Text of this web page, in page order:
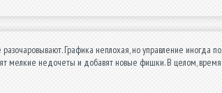
Графика неплохая, но управление иногда
мелкие недочеты и добавят новые фишки. В целом,